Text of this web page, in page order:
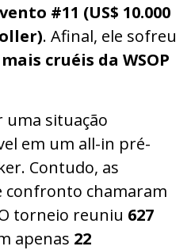
#11 (US$ 10.000
. Afinal, ele sofreu
cruéis da WSOP
uma situação
em um all-in pré-
Contudo, as
confronto chamaram
torneio reuniu 627
apenas 22